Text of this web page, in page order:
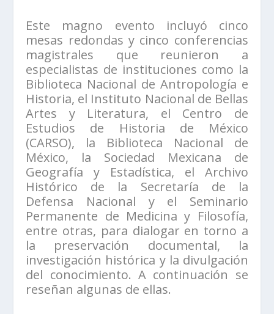
Este magno evento incluyó cinco
mesas redondas y cinco conferencias
magistrales que reunieron a
especialistas de instituciones como la
Biblioteca Nacional de Antropología e
Historia, el Instituto Nacional de Bellas
Artes y Literatura, el Centro de
Estudios de Historia de México
(CARSO), la Biblioteca Nacional de
México, la Sociedad Mexicana de
Geografía y Estadística, el Archivo
Histórico de la Secretaría de la
Defensa Nacional y el Seminario
Permanente de Medicina y Filosofía,
entre otras, para dialogar en torno a
la preservación documental, la
investigación histórica y la divulgación
del conocimiento. A continuación se
reseñan algunas de ellas.